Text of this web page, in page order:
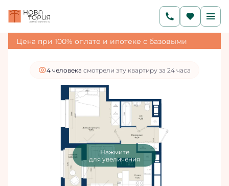
1-комнатная 6 598 125 руб.
5 938 313 руб.
Ипотекаот 20 004 руб./мес.
Цена при 100% оплате и ипотеке с базовыми
условиями
4 человекa смотрели эту квартиру за 24 часа
Нажмите
для увеличения